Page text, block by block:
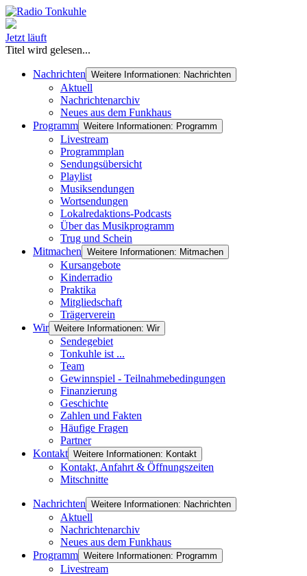
Jetzt läuft
Titel wird gelesen...
Nachrichten Weitere Informationen: Nachrichten
Aktuell
Nachrichtenarchiv
Neues aus dem Funkhaus
Programm Weitere Informationen: Programm
Livestream
Programmplan
Sendungsübersicht
Playlist
Musiksendungen
Wortsendungen
Lokalredaktions-Podcasts
Über das Musikprogramm
Trug und Schein
Mitmachen Weitere Informationen: Mitmachen
Kursangebote
Kinderradio
Praktika
Mitgliedschaft
Trägerverein
Wir Weitere Informationen: Wir
Sendegebiet
Tonkuhle ist ...
Team
Gewinnspiel - Teilnahmebedingungen
Finanzierung
Geschichte
Zahlen und Fakten
Häufige Fragen
Partner
Kontakt Weitere Informationen: Kontakt
Kontakt, Anfahrt & Öffnungszeiten
Mitschnitte
Nachrichten Weitere Informationen: Nachrichten
Aktuell
Nachrichtenarchiv
Neues aus dem Funkhaus
Programm Weitere Informationen: Programm
Livestream